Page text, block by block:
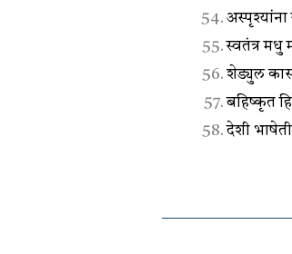
स्वतंत्र मधु
शेड्युल
बहिष्कृत
देशी